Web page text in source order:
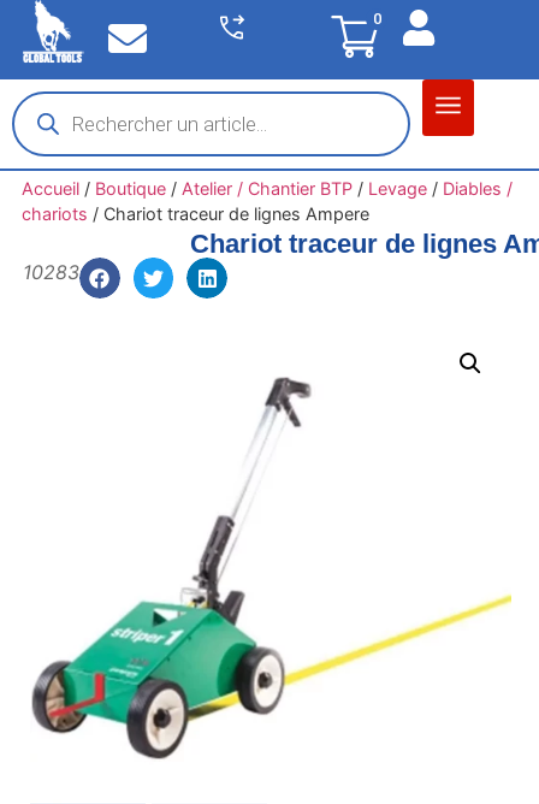
0
Accueil/ Boutique/ Atelier / Chantier BTP/ Levage/ Diables /
chariots / Chariot traceur de lignes Ampere
Chariot traceur de lignes
10283